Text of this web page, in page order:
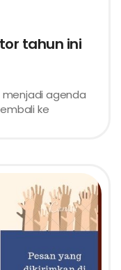
tahun ini
menjadi agenda
ke